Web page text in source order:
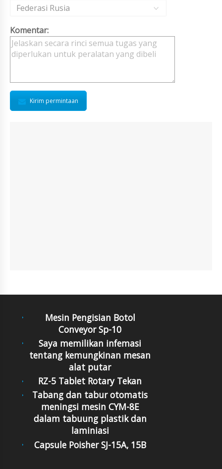
Federasi Rusia
Komentar:
Kirim permintaan
Mesin Pengisian Botol
Conveyor Sp-10
Saya memilikan infemasi
tentang kemungkinan mesan
alat putar
RZ-5 Tablet Rotary Tekan
Tabang dan tabur otomatis
meningsi mesin CYM-8E
dalam tabuung plastik dan
laminiasi
Capsule Poisher SJ-15A, 15B